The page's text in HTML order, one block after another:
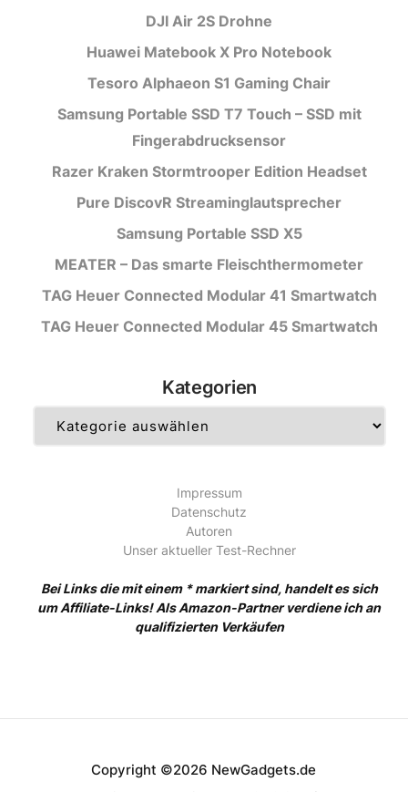
DJI Air 2S Drohne
Huawei Matebook X Pro Notebook
Tesoro Alphaeon S1 Gaming Chair
Samsung Portable SSD T7 Touch – SSD mit
Fingerabdrucksensor
Razer Kraken Stormtrooper Edition Headset
Pure DiscovR Streaminglautsprecher
Samsung Portable SSD X5
MEATER – Das smarte Fleischthermometer
TAG Heuer Connected Modular 41 Smartwatch
TAG Heuer Connected Modular 45 Smartwatch
Kategorien
Impressum
Datenschutz
Autoren
Unser aktueller Test-Rechner
Bei Links die mit einem * markiert sind, handelt es sich
um Affiliate-Links! Als Amazon-Partner verdiene ich an
qualifizierten Verkäufen
Copyright ©2026 NewGadgets.de